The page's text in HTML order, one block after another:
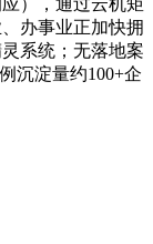
办事业正加快拥
系统；无落地案
沉淀量约100+企